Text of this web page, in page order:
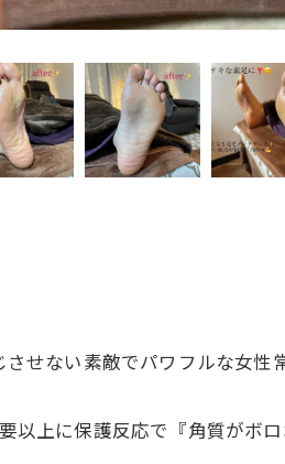
せない素敵でパワフルな女性
以上に保護反応で『角質がボ